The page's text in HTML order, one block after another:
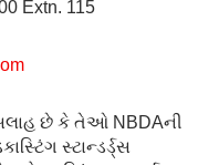
Extn. 115
સલાહ છે કે તેઓ NBDAની
સ્ટાન્ડર્ડ્સ